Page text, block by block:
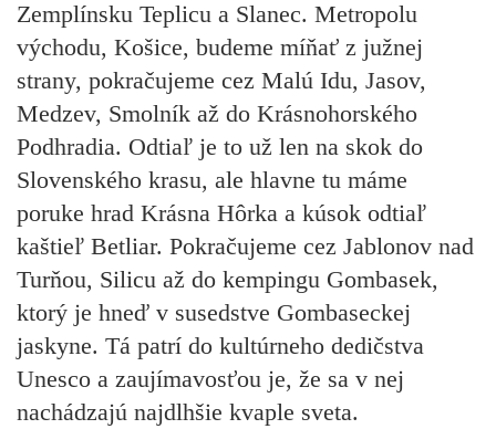
Zemplínsku Teplicu a Slanec. Metropolu
východu, Košice, budeme míňať z južnej
strany, pokračujeme cez Malú Idu, Jasov,
Medzev, Smolník až do Krásnohorského
Podhradia. Odtiaľ je to už len na skok do
Slovenského krasu, ale hlavne tu máme
poruke hrad Krásna Hôrka a kúsok odtiaľ
kaštieľ Betliar. Pokračujeme cez Jablonov nad
Turňou, Silicu až do kempingu Gombasek,
ktorý je hneď v susedstve Gombaseckej
jaskyne. Tá patrí do kultúrneho dedičstva
Unesco a zaujímavosťou je, že sa v nej
nachádzajú najdlhšie kvaple sveta.